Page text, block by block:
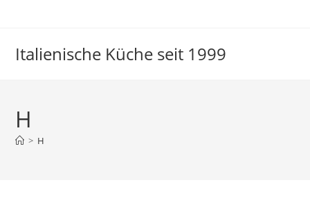
Italienische Küche seit 1999
H
> H